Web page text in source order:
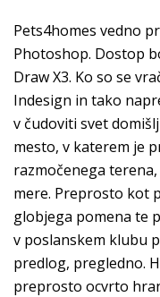
Pets4homes vedno
Photoshop. Dostop
Draw X3. Ko so se
Indesign in tako
v čudoviti svet
mesto, v katerem je
razmočenega
mere. Preprosto kot
globjega pomena te
v poslanskem klubu
predlog, pregledno.
preprosto ocvrto